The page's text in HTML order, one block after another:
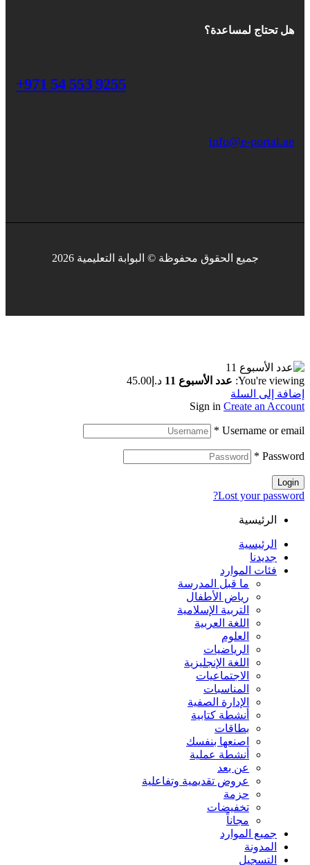
هل تحتاج لمساعدة؟
+971 54 553 9255
info@e-portal.ae
جميع الحقوق محفوظة © البوابة التعليمية 2026
You're viewing: عدد الأسبوع 11 د.إ 45.00
إضافة إلى السلة
Sign in Create an Account
Username or email
*
Password
*
Login
Lost your password?
الرئيسية
الرئيسية
جديدنا
فئات الموارد
ما قبل المدرسة
رياض الأطفال
التربية الإسلامية
اللغة العربية
العلوم
الرياضيات
اللغة الإنجليزية
الاجتماعيات
المناسبات
الإدارة الصفية
أنشطة كتابية
بطاقات
اصنعها بنفسك
أنشطة عملية
عن بعد
عروض تقديمية وتفاعلية
حزمة
تخفيضات
مجاناً
جميع الموارد
المدونة
التسجيل